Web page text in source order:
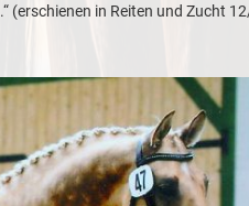
(erschienen in Reiten und Zucht